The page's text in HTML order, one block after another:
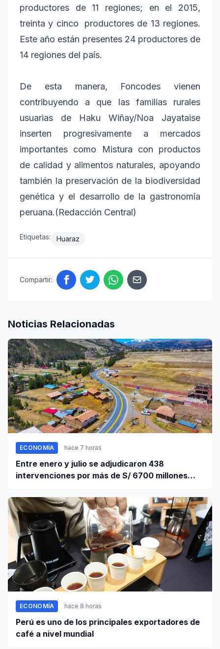
productores de 11 regiones; en el 2015,
treinta y cinco productores de 13 regiones.
Este año están presentes 24 productores de
14 regiones del país.
De esta manera, Foncodes vienen
contribuyendo a que las familias rurales
usuarias de Haku Wiñay/Noa Jayataise
inserten progresivamente a mercados
importantes como Mistura con productos
de calidad y alimentos naturales, apoyando
también la preservación de la biodiversidad
genética y el desarrollo de la gastronomía
peruana.(Redacción Central)
Etiquetas: Huaraz
Compartir:
Noticias Relacionadas
ECONOMÍA hace 7 horas
Entre enero y julio se adjudicaron 438
intervenciones por más de S/ 6700 millones
ECONOMÍA hace 8 horas
Perú es uno de los principales exportadores de
café a nivel mundial